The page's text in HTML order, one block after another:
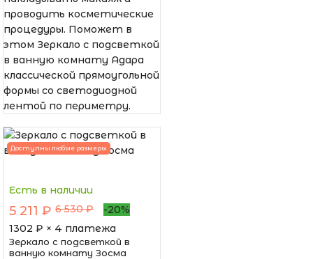
проводить косметические
процедуры. Поможет в
этом Зеркало с подсветкой
в ванную комнату Адара
классической прямоугольной
формы со светодиодной
лентой по периметру.
Доступны любые размеры
Есть в наличии
5 211 ₽ 6 530 ₽
-20%
1302 ₽ × 4 платежа
Зеркало с подсветкой в
ванную комнату Зосма